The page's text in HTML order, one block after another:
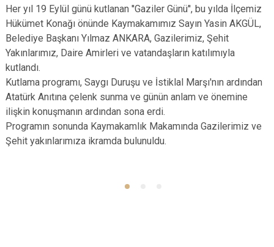
Çaykara
Dernekpazarı
Düzköy
Hayrat
Tonya
Vakfıkebir
Yomra
Her yıl 19 Eylül günü kutlanan ''Gaziler Günü'', bu yılda İlçemiz
Hükümet Konağı önünde Kaymakamımız Sayın Yasin AKGÜL,
Belediye Başkanı Yılmaz ANKARA, Gazilerimiz, Şehit
Yakınlarımız, Daire Amirleri ve vatandaşların katılımıyla
kutlandı.
Kutlama programı, Saygı Duruşu ve İstiklal Marşı'nın ardından
Atatürk Anıtına çelenk sunma ve günün anlam ve önemine
ilişkin konuşmanın ardından sona erdi.
Programın sonunda Kaymakamlık Makamında Gazilerimiz ve
Şehit yakınlarımıza ikramda bulunuldu.